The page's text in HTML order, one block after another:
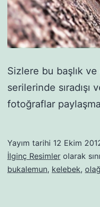
Sizlere bu başlık
serilerinde sıradışı
fotoğraflar
Yayım tarihi 12 Ekim
İlginç Resimler olarak
bukalemun, kelebek,